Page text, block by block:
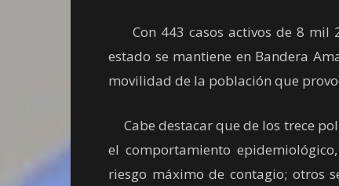
Con 443 casos activos de 8 mil
estado se mantiene en Bandera
movilidad de la población que
Cabe destacar que de los trece
el comportamiento epidemiológico,
riesgo máximo de contagio; otros